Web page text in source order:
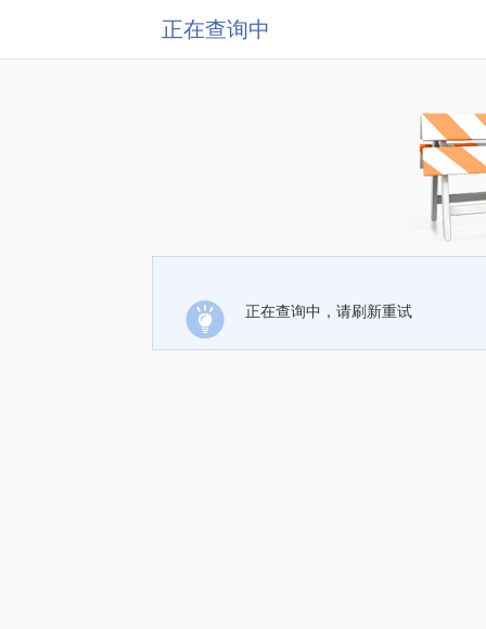
正在查询中
正在查询中，请刷新重试